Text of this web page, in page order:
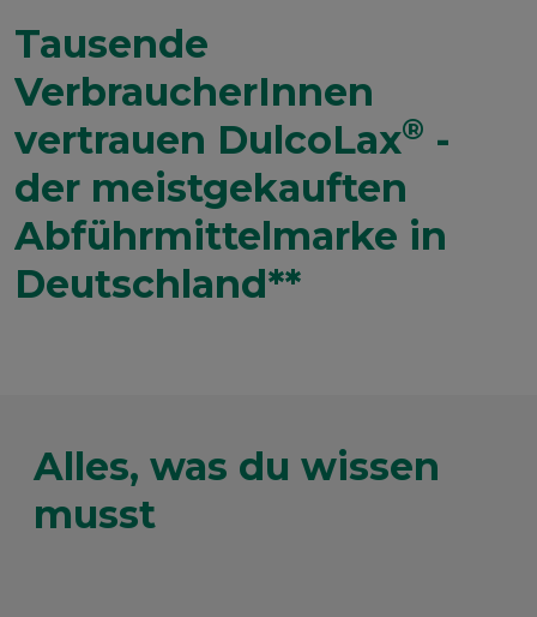
Tausende
VerbraucherInnen
vertrauen DulcoLax® -
der meistgekauften
Abführmittelmarke in
Deutschland**
Alles, was du wissen
musst